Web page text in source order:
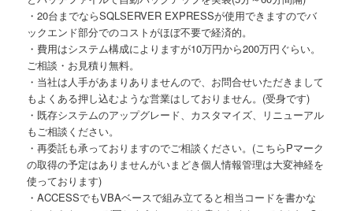
・20台までならSQLSERVER EXPRESSが使用できますのでバ
ックエンド部分でのコストがほぼ不要で経済的。
・費用はシステム構成によりますが10万円から200万円ぐらい。
ご相談・お見積り無料。
・当社は人手があまりありませんので、お問合せいただきまして
もよくある押し込むような営業はしておりません。(受身です)
・既存システムのアップグレード、カスタマイズ、リニューアル
もご相談ください。
・再委託も承っておりますのでご相談ください。(こちらPマーク
の取得の予定はありませんがいまどき個人情報管理は大変神経を
使っております)
・ACCESSでもVBAベースで組み立てると相当コードを書かな